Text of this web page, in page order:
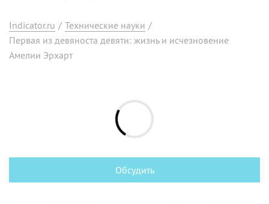
Indicator.ru / Технические науки /
Первая из девяноста девяти: жизнь и исчезновение
Амелии Эрхарт
Обсудить